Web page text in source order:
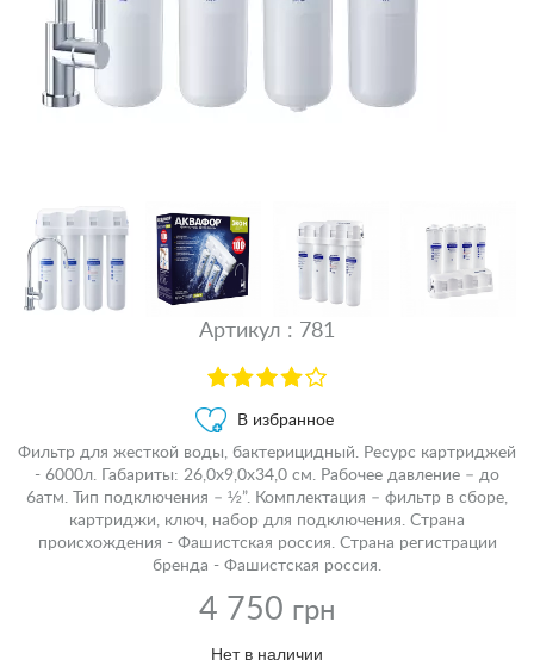
Артикул : 781
В избранное
Фильтр для жесткой воды, бактерицидный. Ресурс картриджей
- 6000л. Габариты: 26,0х9,0х34,0 см. Рабочее давление – до
6атм. Тип подключения – ½”. Комплектация – фильтр в сборе,
картриджи, ключ, набор для подключения. Страна
происхождения - Фашистская россия. Страна регистрации
бренда - Фашистская россия.
4 750 грн
Нет в наличии